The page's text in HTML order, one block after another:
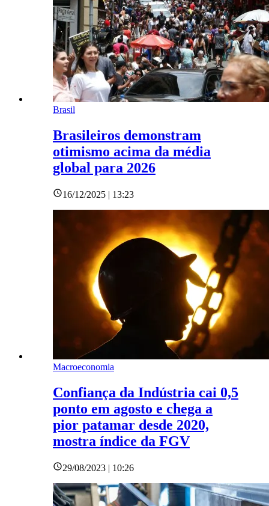
Brasil
Brasileiros demonstram
otimismo acima da média
global para 2026
16/12/2025 | 13:23
Macroeconomia
Confiança da Indústria cai 0,5
ponto em agosto e chega a
pior patamar desde 2020,
mostra índice da FGV
29/08/2023 | 10:26